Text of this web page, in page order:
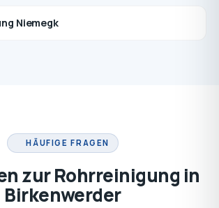
Niemegk
HÄUFIGE FRAGEN
zur Rohrreinigung in
Birkenwerder